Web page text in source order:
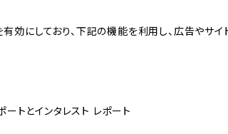
効にしており、下記の機能を利用し、広告や
トとインタレスト レポート